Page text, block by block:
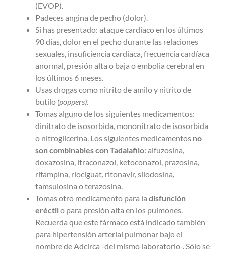
(EVOP).
Padeces angina de pecho (dolor).
Si has presentado: ataque cardíaco en los últimos
90 días, dolor en el pecho durante las relaciones
sexuales, insuficiencia cardíaca, frecuencia cardíaca
anormal, presión alta o baja o embolia cerebral en
los últimos 6 meses.
Usas drogas como nitrito de amilo y nitrito de
butilo (poppers).
Tomas alguno de los siguientes medicamentos:
dinitrato de isosorbida, mononitrato de isosorbida
o nitroglicerina. Los siguientes medicamentos no
son combinables con Tadalafilo: alfuzosina,
doxazosina, itraconazol, ketoconazol, prazosina,
rifampina, riociguat, ritonavir, silodosina,
tamsulosina o terazosina.
Tomas otro medicamento para la disfunción
eréctil o para presión alta en los pulmones.
Recuerda que este fármaco está indicado también
para hipertensión arterial pulmonar bajo el
nombre de Adcirca -del mismo laboratorio-. Sólo se